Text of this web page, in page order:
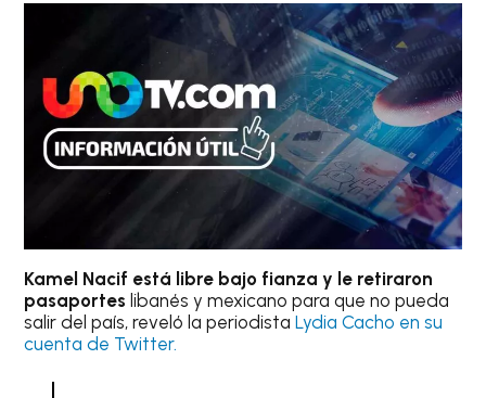
Kamel Nacif está libre bajo fianza y le retiraron
pasaporteslibanés y mexicano para que no pueda
salir del país, reveló la periodista Lydia Cacho en su
cuenta de Twitter.